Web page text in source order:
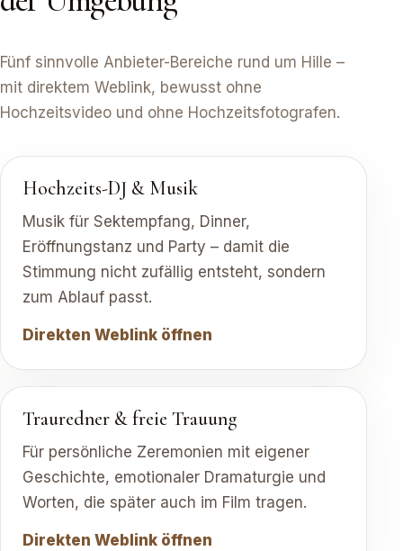
Fünf sinnvolle Anbieter-Bereiche rund um Hille –
mit direktem Weblink, bewusst ohne
Hochzeitsvideo und ohne Hochzeitsfotografen.
Hochzeits-DJ & Musik
Musik für Sektempfang, Dinner,
Eröffnungstanz und Party – damit die
Stimmung nicht zufällig entsteht, sondern
zum Ablauf passt.
Direkten Weblink öffnen
Trauredner & freie Trauung
Für persönliche Zeremonien mit eigener
Geschichte, emotionaler Dramaturgie und
Worten, die später auch im Film tragen.
Direkten Weblink öffnen